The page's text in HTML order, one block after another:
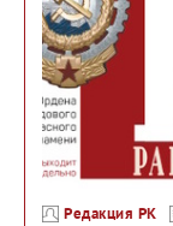
Редакция РК